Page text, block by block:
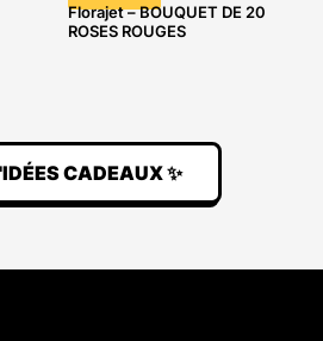
Florajet – BOUQUET DE 20
ROSES ROUGES
CADEAUX ✨